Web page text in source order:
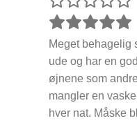
Meget behagelig
ude og har en
øjnene som
mangler en
hver nat. Måske